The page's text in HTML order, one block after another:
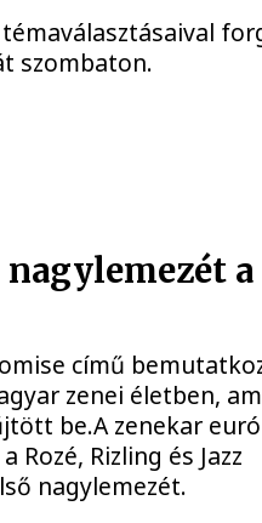
szombaton.
a
című
zenei életben,
be.A zenekar
Rizling és Jazz
nagylemezét.